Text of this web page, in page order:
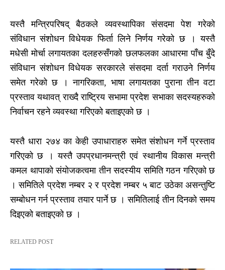
यस्तै मन्त्रिपरिषद् बैठकले व्यवस्थापिका संसदमा पेश गरेको
संविधान संशोधन विधेयक फिर्ता लिने निर्णय गरेको छ । यस्तै
मधेसी मोर्चा लगायतका दलहरुसँगको छलफलका आधारमा पाँच बुँदे
संविधान संशोधन विधेयक सरकारले संसदमा दर्ता गराउने निर्णय
समेत गरेको छ । नागरिकता, भाषा लगायतका पुराना तीन वटा
प्रस्ताव यथावत् राख्दै राष्ट्रिय सभामा प्रदेश सभाका सदस्यहरुको
निर्वाचन रहने व्यवस्था गरिएको बताइएको छ ।
यस्तै धारा २७४ का केही उपाधाराहरु समेत संशोधन गर्ने प्रस्ताव
गरिएको छ । यस्तै उपप्रधानमन्त्री एवं स्थानीय विकास मन्त्री
कमल थापाको संयोजकत्वमा तीन सदस्यीय समिति गठन गरिएको छ
। समितिले प्रदेश नम्बर २ र प्रदेश नम्बर ५ बाट उठेका असन्तुष्टि
सम्बोधन गर्न प्रस्ताव तयार पार्ने छ । समितिलाई तीन दिनको समय
दिइएको बताइएको छ ।
RELATED POST